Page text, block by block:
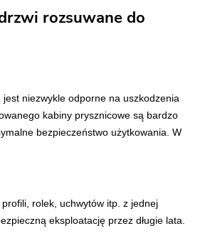
rozsuwane do
niezwykle odporne na uszkodzenia
kabiny prysznicowe są bardzo
bezpieczeństwo użytkowania. W
rolek, uchwytów itp. z jednej
eksploatację przez długie lata.